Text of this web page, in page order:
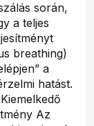
során,
a teljes
breathing)
a
hatást.
Kiemelkedő
Az